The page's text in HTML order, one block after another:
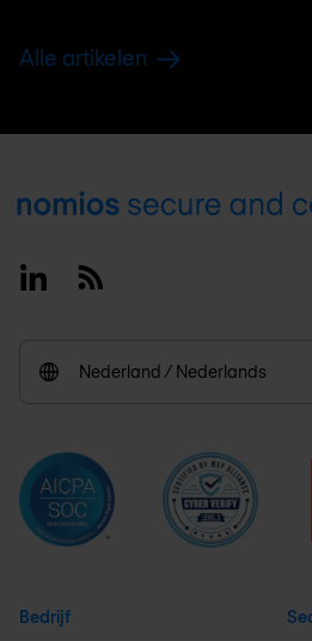
Alle artikelen
Footer
LinkedinRSS
Nederland / Nederlands
Bedrijf